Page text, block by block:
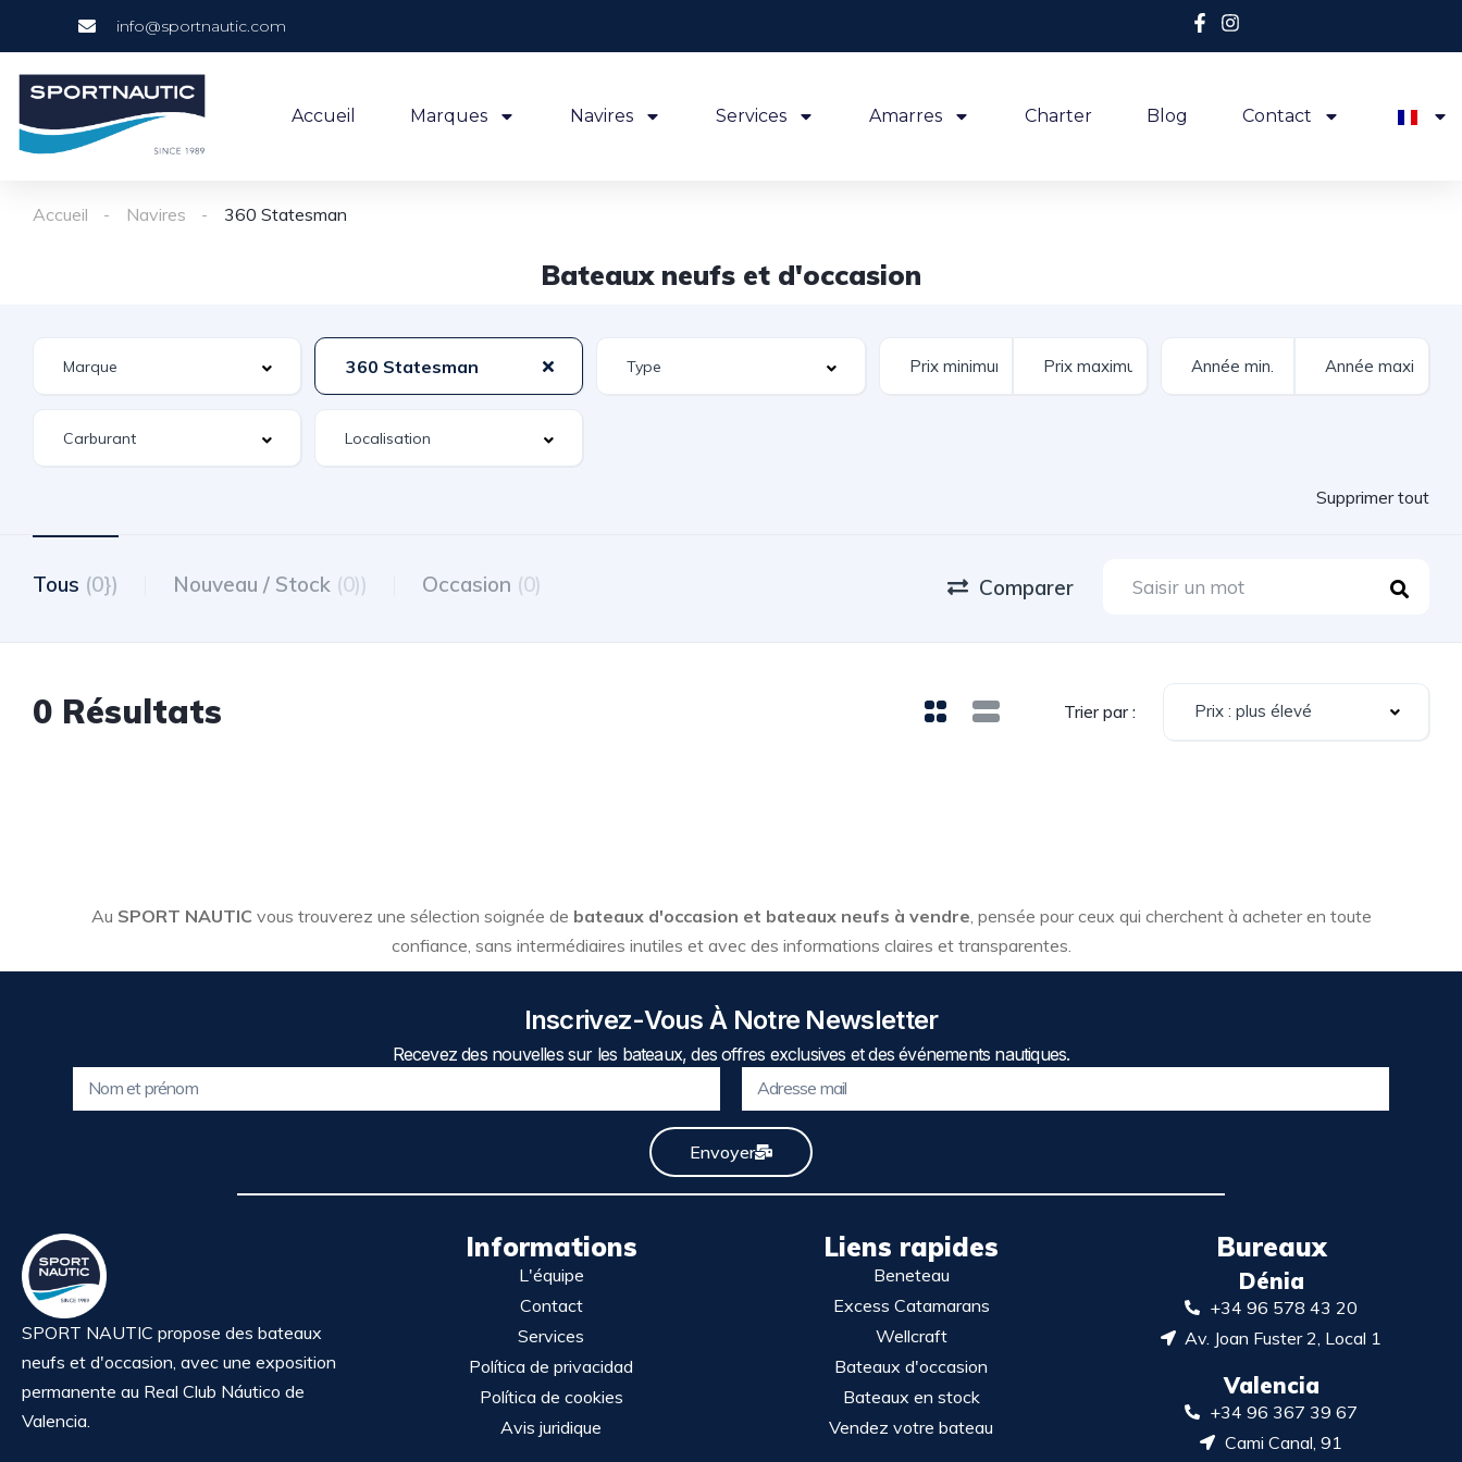
info@sportnautic.com
Accueil Marques Navires Services Amarres Charter Blog Contact
Accueil Navires 360 Statesman
Bateaux neufs et d'occasion
360 Statesman
Supprimer tout
Tous (0}) Nouveau / Stock (0)) Occasion (0) Comparer
0 Résultats Trier par : Prix : plus élevé
Au SPORT NAUTIC vous trouverez une sélection soignée de bateaux d'occasion et bateaux neufs à vendre, pensée pour ceux qui cherchent à acheter en toute
confiance, sans intermédiaires inutiles et avec des informations claires et transparentes.
Inscrivez-Vous À Notre Newsletter
Recevez des nouvelles sur les bateaux, des offres exclusives et des événements nautiques.
Envoyer
SPORT NAUTIC propose des bateaux
neufs et d'occasion, avec une exposition
permanente au Real Club Náutico de
Valencia.
Informations
L'équipe
Contact
Services
Política de privacidad
Política de cookies
Avis juridique
Liens rapides
Beneteau
Excess Catamarans
Wellcraft
Bateaux d'occasion
Bateaux en stock
Vendez votre bateau
Bureaux
Dénia
+34 96 578 43 20
Av. Joan Fuster 2, Local 1
Valencia
+34 96 367 39 67
Cami Canal, 91